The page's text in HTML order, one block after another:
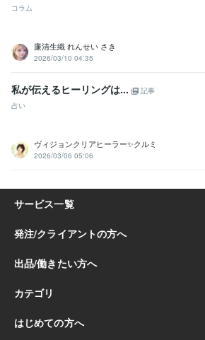
コラム
廉清生織 れんせい さき
2026/03/10 04:35
私が伝えるヒーリングは...
記事
占い
ヴィジョンクリアヒーラー✨クルミ
2026/03/06 05:06